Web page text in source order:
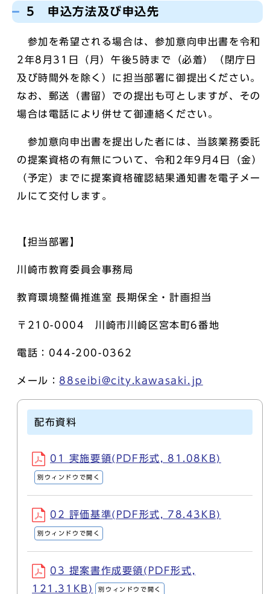
5 申込方法及び申込先
参加を希望される場合は、参加意向申出書を令和
2年8月31日（月）午後5時まで（必着）（閉庁日
及び時間外を除く）に担当部署に御提出ください。
なお、郵送（書留）での提出も可としますが、その
場合は電話により併せて御連絡ください。
参加意向申出書を提出した者には、当該業務委託
の提案資格の有無について、令和2年9月4日（金）
（予定）までに提案資格確認結果通知書を電子メー
ルにて交付します。
【担当部署】
川崎市教育委員会事務局
教育環境整備推進室 長期保全・計画担当
〒210-0004 川崎市川崎区宮本町6番地
電話：044-200-0362
メール：88seibi@city.kawasaki.jp
配布資料
01 実施要領(PDF形式, 81.08KB)
別ウィンドウで開く
02 評価基準(PDF形式, 78.43KB)
別ウィンドウで開く
03 提案書作成要領(PDF形式,
121.31KB)
別ウィンドウで開く